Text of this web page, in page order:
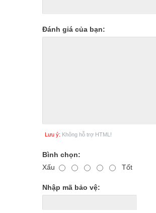
Đánh giá của bạn:
Lưu ý: Không hỗ trợ HTML!
Bình chọn:
Xấu
Tốt
Nhập mã bảo vệ: